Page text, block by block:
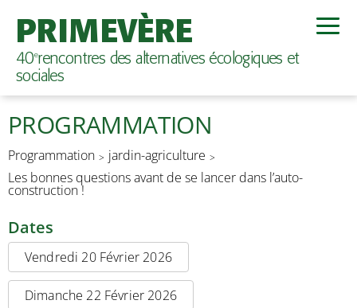
PRIMEVÈRE
40erencontres des alternatives écologiques et
sociales
PROGRAMMATION
Programmation
jardin-agriculture
Les bonnes questions avant de se lancer dans l’auto-
construction !
Dates
Vendredi 20 Février 2026
Dimanche 22 Février 2026